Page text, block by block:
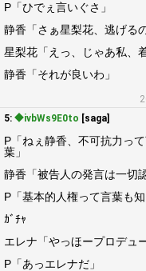
P「ひでぇ言いぐさ」
静香「さぁ星梨花、逃げる
星梨花「えっ、じゃあ私、
静香「それが良いわ」
5: ◆ivbWs9E0to [saga]
P「ねぇ静香、不可抗力っ
葉」
静香「被告人の発言は一切
P「基本的人権って言葉も知
ｶﾞﾁｬ
エレナ「やっほープロデュ
P「あっエレナだ」